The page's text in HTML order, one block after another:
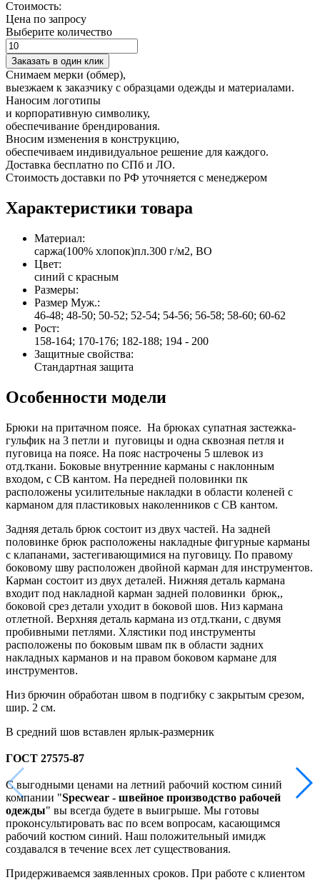
Стоимость:
Цена по запросу
Выберите количество
Заказать в один клик
Снимаем мерки (обмер),
выезжаем к заказчику с образцами одежды и материалами.
Наносим логотипы
и корпоративную символику,
обеспечивание брендирования.
Вносим изменения в конструкцию,
обеспечиваем индивидуальное решение для каждого.
Доставка бесплатно по СПб и ЛО.
Стоимость доставки по РФ уточняется с менеджером
Характеристики товара
Материал:
cаржа(100% хлопок)пл.300 г/м2, ВО
Цвет:
синий с красным
Размеры:
Размер Муж.:
46-48; 48-50; 50-52; 52-54; 54-56; 56-58; 58-60; 60-62
Рост:
158-164; 170-176; 182-188; 194 - 200
Защитные свойства:
Стандартная защита
Особенности модели
Брюки на притачном поясе. На брюках супатная застежка-
гульфик на 3 петли и пуговицы и одна сквозная петля и
пуговица на поясе. На пояс настрочены 5 шлевок из
отд.ткани. Боковые внутренние карманы с наклонным
входом, с СВ кантом. На передней половинки пк
расположены усилительные накладки в области коленей с
карманом для пластиковых наколенников с СВ кантом.
Задняя деталь брюк состоит из двух частей. На задней
половинке брюк расположены накладные фигурные карманы
с клапанами, застегивающимися на пуговицу. По правому
боковому шву расположен двойной карман для инструментов.
Карман состоит из двух деталей. Нижняя деталь кармана
входит под накладной карман задней половинки брюк,,
боковой срез детали уходит в боковой шов. Низ кармана
отлетной. Верхняя деталь кармана из отд.ткани, с двумя
пробивными петлями. Хлястики под инструменты
расположены по боковым швам пк в области задних
накладных карманов и на правом боковом кармане для
инструментов.
Низ брючин обработан швом в подгибку с закрытым срезом,
шир. 2 см.
В средний шов вставлен ярлык-размерник
ГОСТ 27575-87
С выгодными ценами на летний рабочий костюм синий
компании "Specwear - швейное производство рабочей
одежды" вы всегда будете в выигрыше. Мы готовы
проконсультировать вас по всем вопросам, касающимся
рабочий костюм синий. Наш положительный имидж
создавался в течение всех лет существования.
Придерживаемся заявленных сроков. При работе с клиентом